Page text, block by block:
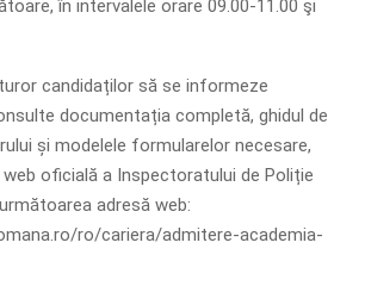
în intervalele orare 09.00-11.00 şi
candidaților să se informeze
documentația completă, ghidul de
și modelele formularelor necesare,
oficială a Inspectoratului de Poliție
adresă web:
ro/cariera/admitere-academia-